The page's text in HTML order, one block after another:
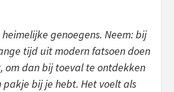
genoegens. Neem: bij
tijd uit modern fatsoen doen
om dan bij toeval te ontdekken
bij je hebt. Het voelt als